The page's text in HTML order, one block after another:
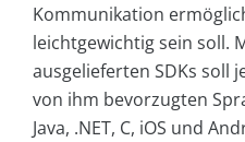
Kommunikation
leichtgewichtig sein soll.
ausgelieferten SDKs soll
von ihm bevorzugten
Java, .NET, C, iOS und